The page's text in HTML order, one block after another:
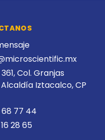
Col. Granjas
Iztacalco, CP
77 44
28 65